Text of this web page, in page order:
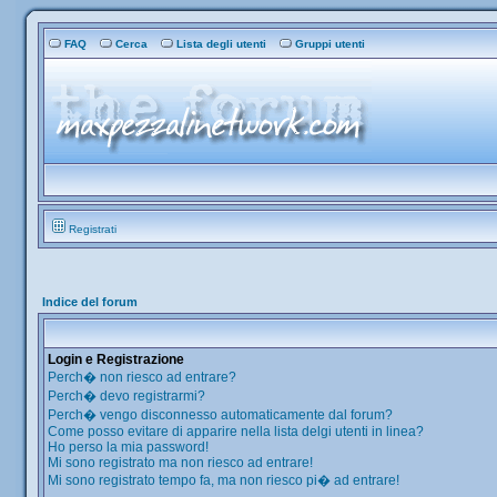
FAQ Cerca Lista degli utenti Gruppi utenti
Registrati
Indice del forum
Login e Registrazione
Perch� non riesco ad entrare?
Perch� devo registrarmi?
Perch� vengo disconnesso automaticamente dal forum?
Come posso evitare di apparire nella lista delgi utenti in linea?
Ho perso la mia password!
Mi sono registrato ma non riesco ad entrare!
Mi sono registrato tempo fa, ma non riesco pi� ad entrare!